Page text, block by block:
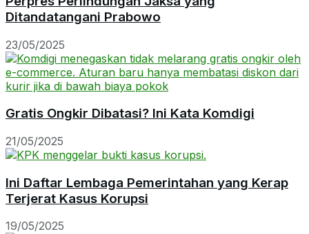
Ditandatangani Prabowo
23/05/2025
Gratis Ongkir Dibatasi? Ini Kata Komdigi
21/05/2025
Ini Daftar Lembaga Pemerintahan yang Kerap
Terjerat Kasus Korupsi
19/05/2025